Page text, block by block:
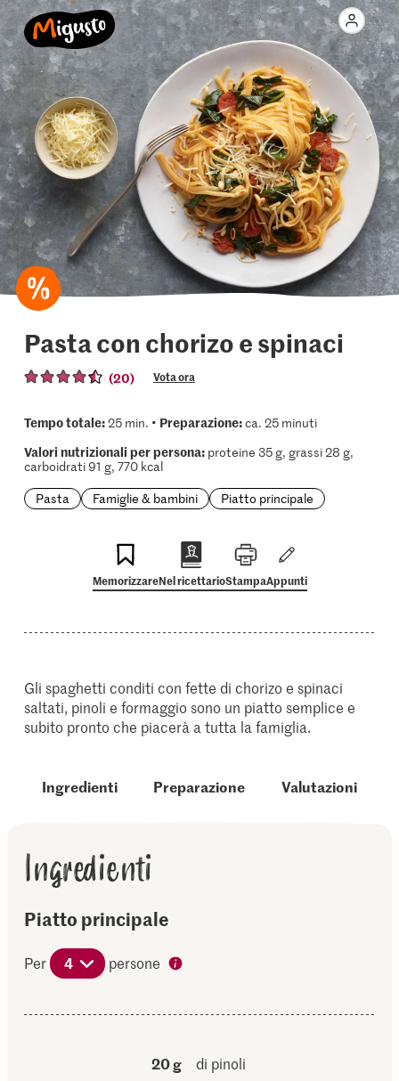
Pasta con chorizo e spinaci
(20) Vota ora
Tempo totale:25 min. • Preparazione:ca. 25 minuti
Valori nutrizionali per persona:proteine 35 g, grassi 28 g,
carboidrati 91 g, 770 kcal
Pasta
Famiglie & bambini Piatto principale
MemorizzareNel ricettarioStampaAppunti
Gli spaghetti conditi con fette di chorizo e spinaci
saltati, pinoli e formaggio sono un piatto semplice e
subito pronto che piacerà a tutta la famiglia.
Ingredienti Preparazione Valutazioni
Ingredienti
Piatto principale
Per 4 persone
20 g
di pinoli